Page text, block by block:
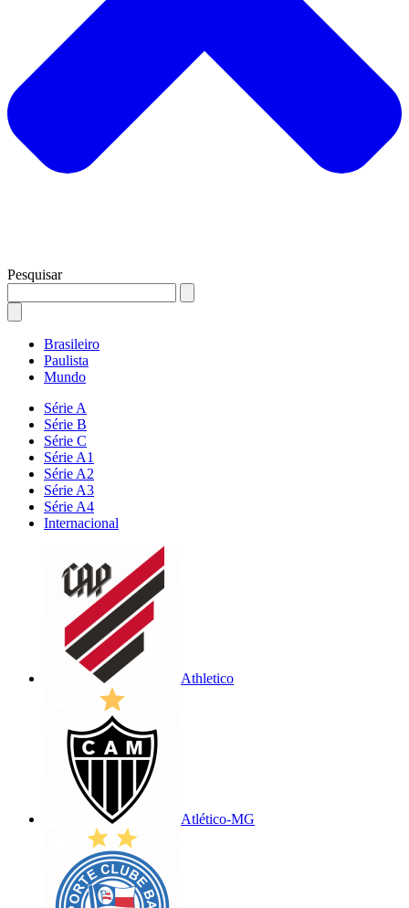
Pesquisar
Brasileiro
Paulista
Mundo
Série A
Série B
Série C
Série A1
Série A2
Série A3
Série A4
Internacional
Athletico
Atlético-MG